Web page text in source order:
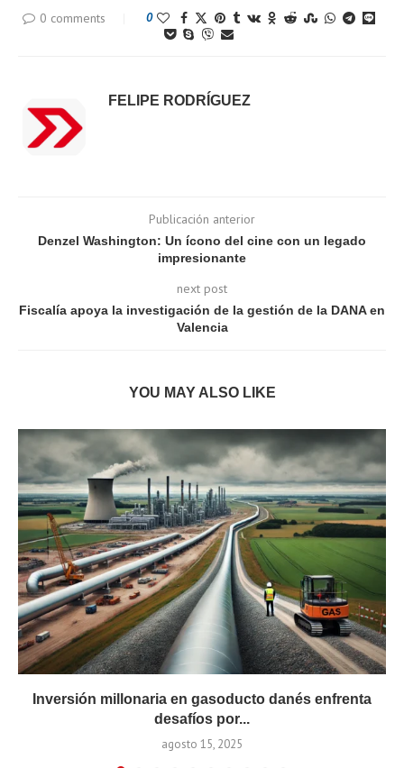
0 comments 0
FELIPE RODRÍGUEZ
Publicación anterior
Denzel Washington: Un ícono del cine con un legado
impresionante
next post
Fiscalía apoya la investigación de la gestión de la DANA en
Valencia
YOU MAY ALSO LIKE
Inversión millonaria en gasoducto danés enfrenta
desafíos por...
agosto 15, 2025